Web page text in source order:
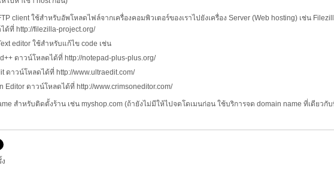
client ใช้สำหรับอัพโหลดไฟล์จากเครื่องคอมพิวเตอร์ของเราไปยังเครื่อง Server (Web hosting) เช่น
ด้ที่ http://filezilla-project.org/
editor ใช้สำหรับแก้ไข code เช่น
ดาวน์โหลดได้ที่ http://notepad-plus-plus.org/
ดาวน์โหลดได้ที่ http://www.ultraedit.com/
Editor ดาวน์โหลดได้ที่ http://www.crimsoneditor.com/
สำหรับติดตั้งร้าน เช่น myshop.com (ถ้ายังไม่มีให้ไปจดโดเมนก่อน ใช้บริการจด domain name ที่เดียวกับ